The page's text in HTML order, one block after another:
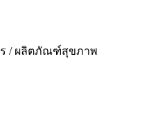
ร / ผลิตภัณฑ์สุขภาพ